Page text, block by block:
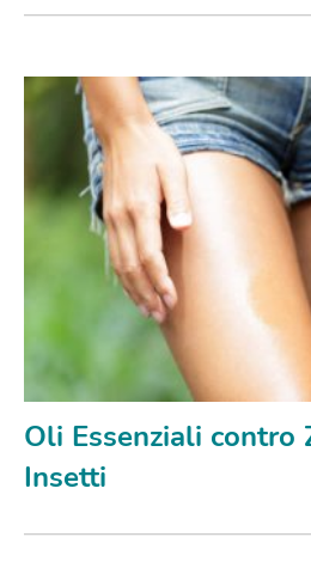
Oli Essenziali contro
Insetti